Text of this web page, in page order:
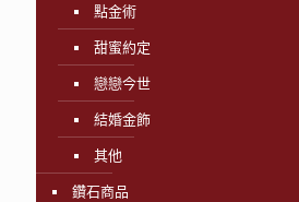
點金術
甜蜜約定
戀戀今世
結婚金飾
其他
鑽石商品